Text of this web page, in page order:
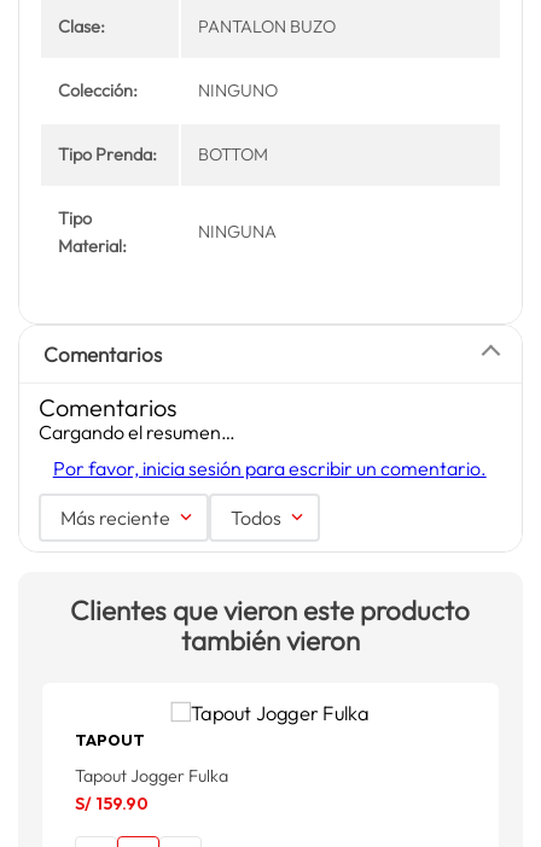
Clase: PANTALON BUZO
Colección: NINGUNO
Tipo Prenda: BOTTOM
Tipo
Material:
NINGUNA
Comentarios
Comentarios
Cargando el resumen…
Por favor, inicia sesión para escribir un comentario.
Más reciente Todos
Clientes que vieron este producto
también vieron
TAPOUT
Tapout Jogger Fulka
S/ 159.90